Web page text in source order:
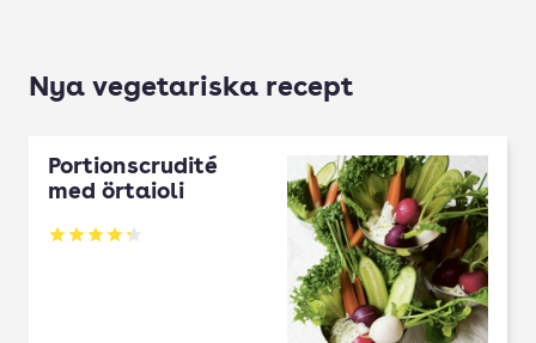
Nya vegetariska recept
Portionscrudité
med örtaioli
Betyg: 4.27 av 5